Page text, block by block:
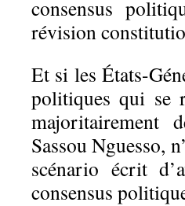
consensus
révision
Et si les États-
politiques qui se
majoritairement
Sassou Nguesso,
scénario écrit
consensus